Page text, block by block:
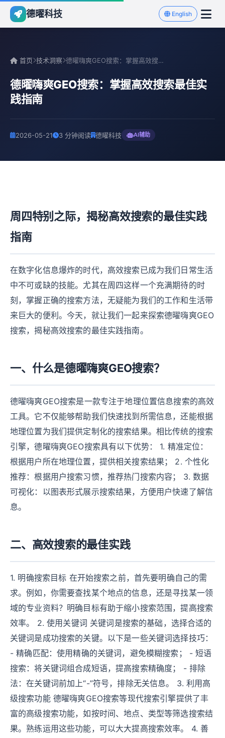
德曜科技 English
首页 技术洞察 德曜嗨爽GEO搜索：掌握高效搜索最佳实践指南
德曜嗨爽GEO搜索：掌握高效搜索最佳实
践指南
2026-05-21 3 分钟阅读 德曜科技 AI辅助
周四特别之际，揭秘高效搜索的最佳实践
指南
在数字化信息爆炸的时代，高效搜索已成为我们日常生活
中不可或缺的技能。尤其在周四这样一个充满期待的时
刻，掌握正确的搜索方法，无疑能为我们的工作和生活带
来巨大的便利。今天，就让我们一起来探索德曜嗨爽GEO
搜索，揭秘高效搜索的最佳实践指南。
一、什么是德曜嗨爽GEO搜索？
德曜嗨爽GEO搜索是一款专注于地理位置信息搜索的高效
工具。它不仅能够帮助我们快速找到所需信息，还能根据
地理位置为我们提供定制化的搜索结果。相比传统的搜索
引擎，德曜嗨爽GEO搜索具有以下优势： 1. 精准定位：
根据用户所在地理位置，提供相关搜索结果； 2. 个性化
推荐：根据用户搜索习惯，推荐热门搜索内容； 3. 数据
可视化：以图表形式展示搜索结果，方便用户快速了解信
息。
二、高效搜索的最佳实践
1. 明确搜索目标 在开始搜索之前，首先要明确自己的需
求。例如，你需要查找某个地点的信息，还是寻找某一领
域的专业资料？明确目标有助于缩小搜索范围，提高搜索
效率。 2. 使用关键词 关键词是搜索的基础，选择合适的
关键词是成功搜索的关键。以下是一些关键词选择技巧：
- 精确匹配：使用精确的关键词，避免模糊搜索； - 短语
搜索：将关键词组合成短语，提高搜索精确度； - 排除
法：在关键词前加上“-”符号，排除无关信息。 3. 利用高
级搜索功能 德曜嗨爽GEO搜索等现代搜索引擎提供了丰
富的高级搜索功能，如按时间、地点、类型等筛选搜索结
果。熟练运用这些功能，可以大大提高搜索效率。 4. 善